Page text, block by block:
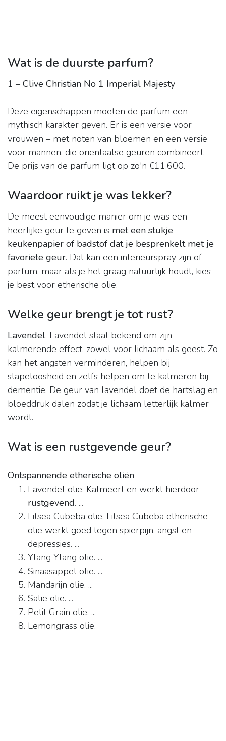
Wat is de duurste parfum?
1 – Clive Christian No 1 Imperial Majesty
Deze eigenschappen moeten de parfum een
mythisch karakter geven. Er is een versie voor
vrouwen – met noten van bloemen en een versie
voor mannen, die oriëntaalse geuren combineert.
De prijs van de parfum ligt op zo'n €11.600.
Waardoor ruikt je was lekker?
De meest eenvoudige manier om je was een
heerlijke geur te geven is met een stukje
keukenpapier of badstof dat je besprenkelt met je
favoriete geur. Dat kan een interieurspray zijn of
parfum, maar als je het graag natuurlijk houdt, kies
je best voor etherische olie.
Welke geur brengt je tot rust?
Lavendel. Lavendel staat bekend om zijn
kalmerende effect, zowel voor lichaam als geest. Zo
kan het angsten verminderen, helpen bij
slapeloosheid en zelfs helpen om te kalmeren bij
dementie. De geur van lavendel doet de hartslag en
bloeddruk dalen zodat je lichaam letterlijk kalmer
wordt.
Wat is een rustgevende geur?
Ontspannende etherische oliën
Lavendel olie. Kalmeert en werkt hierdoor
rustgevend. ...
Litsea Cubeba olie. Litsea Cubeba etherische
olie werkt goed tegen spierpijn, angst en
depressies. ...
Ylang Ylang olie. ...
Sinaasappel olie. ...
Mandarijn olie. ...
Salie olie. ...
Petit Grain olie. ...
Lemongrass olie.